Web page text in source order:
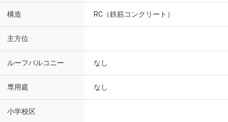
構造 RC（鉄筋コンクリート）
主方位
ルーフバルコニー なし
専用庭 なし
小学校区